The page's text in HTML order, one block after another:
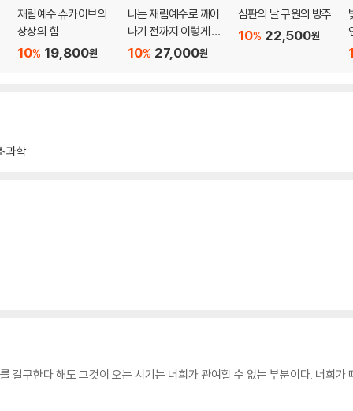
다 92
다 117
재림예수 슈카이브의
상상의 힘
19,800원
10%
나는 재림예수로 깨어
나기 전까지 이렇게 살
았다 27,000원
10%
심판의 날 구원의 방주
22,500원
10%
과학
갈구한다 해도 그것이 오는 시기는 너희가 관여할 수 없는 부분이다. 너희가